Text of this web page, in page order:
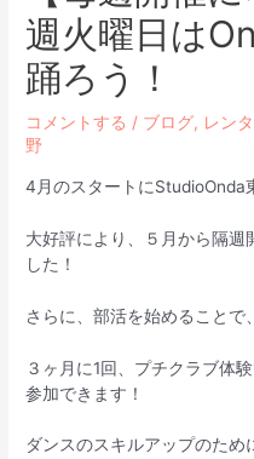
週火曜日は
踊ろう！
コメントする / ブログ, レン
野
4月のスタートにStudioOnda
大好評により、５月から隔週
した！
さらに、部活を始めることで、
３ヶ月に1回、プチクラブ体
参加できます！
ダンスのスキルアップのた